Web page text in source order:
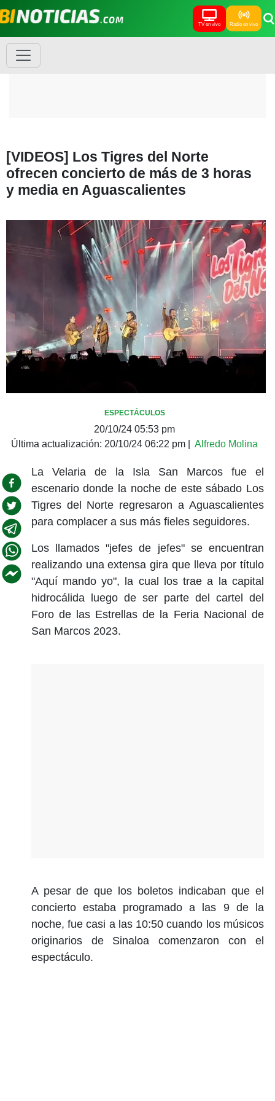
TV en vivo Radio en vivo
[VIDEOS] Los Tigres del Norte
ofrecen concierto de más de 3 horas
y media en Aguascalientes
ESPECTÁCULOS
20/10/24 05:53 pm
Última actualización: 20/10/24 06:22 pm Alfredo Molina
La Velaria de la Isla San Marcos fue el
escenario donde la noche de este sábado Los
Tigres del Norte regresaron a Aguascalientes
para complacer a sus más fieles seguidores.
Los llamados "jefes de jefes" se encuentran
realizando una extensa gira que lleva por título
"Aquí mando yo", la cual los trae a la capital
hidrocálida luego de ser parte del cartel del
Foro de las Estrellas de la Feria Nacional de
San Marcos 2023.
A pesar de que los boletos indicaban que el
concierto estaba programado a las 9 de la
noche, fue casi a las 10:50 cuando los músicos
originarios de Sinaloa comenzaron con el
espectáculo.